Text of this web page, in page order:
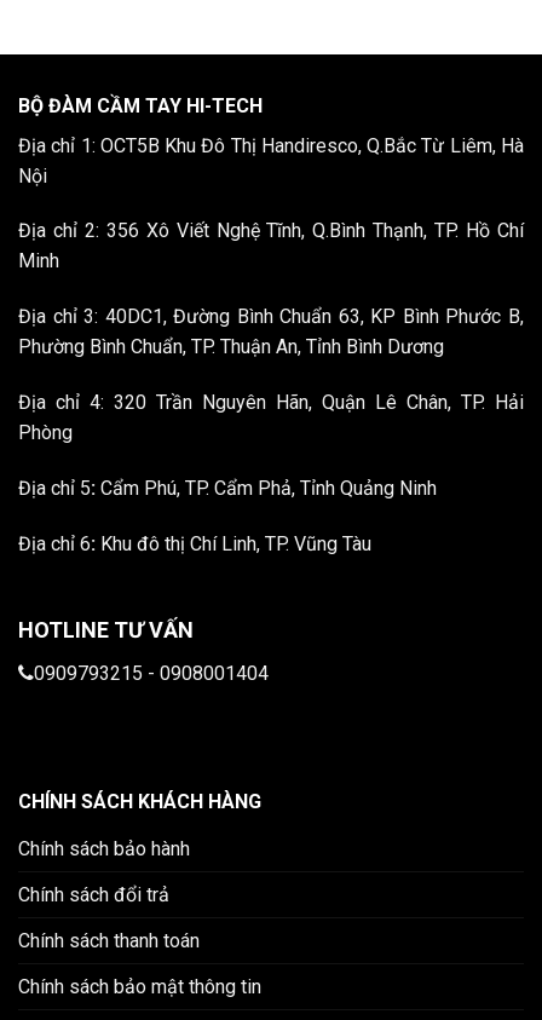
BỘ ĐÀM CẦM TAY HI-TECH
Địa chỉ 1: OCT5B Khu Đô Thị Handiresco, Q.Bắc Từ Liêm, Hà
Nội
Địa chỉ 2: 356 Xô Viết Nghệ Tĩnh, Q.Bình Thạnh, TP. Hồ Chí
Minh
Địa chỉ 3: 40DC1, Đường Bình Chuẩn 63, KP Bình Phước B,
Phường Bình Chuẩn, TP. Thuận An, Tỉnh Bình Dương
Địa chỉ 4: 320 Trần Nguyên Hãn, Quận Lê Chân, TP. Hải
Phòng
Địa chỉ 5: Cẩm Phú, TP. Cẩm Phả, Tỉnh Quảng Ninh
Địa chỉ 6: Khu đô thị Chí Linh, TP. Vũng Tàu
HOTLINE TƯ VẤN
0909793215 - 0908001404
CHÍNH SÁCH KHÁCH HÀNG
Chính sách bảo hành
Chính sách đổi trả
Chính sách thanh toán
Chính sách bảo mật thông tin